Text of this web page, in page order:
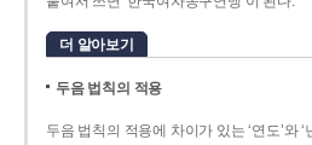
더 알아보기
두음 법칙의 적용
두음 법칙의 적용에 차이가 있는 ‘연도’와 ‘